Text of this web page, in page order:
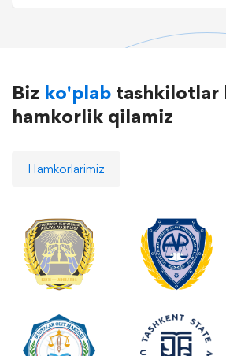
Biz ko'plab tashkilotlar
hamkorlik qilamiz
Hamkorlarimiz